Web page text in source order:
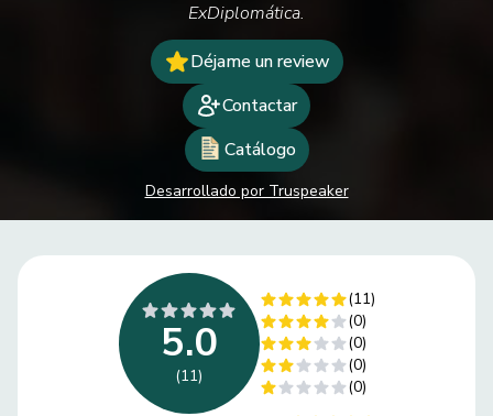
ExDiplomática.
Déjame un review
Contactar
Catálogo
Desarrollado por Truspeaker
5.0
(11)
(11)
(0)
(0)
(0)
(0)